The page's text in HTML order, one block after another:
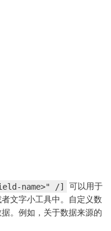
name>" /]
可以用于
文字小工具中。自定义数
。例如，关于数据来源的